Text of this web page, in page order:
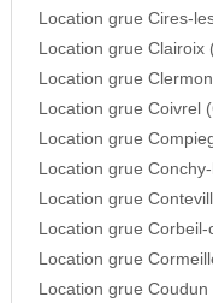
Location grue Cires-
Location grue Clairoix
Location grue
Location grue Coivrel
Location grue
Location grue
Location grue
Location grue Corbeil-
Location grue
Location grue Coudun